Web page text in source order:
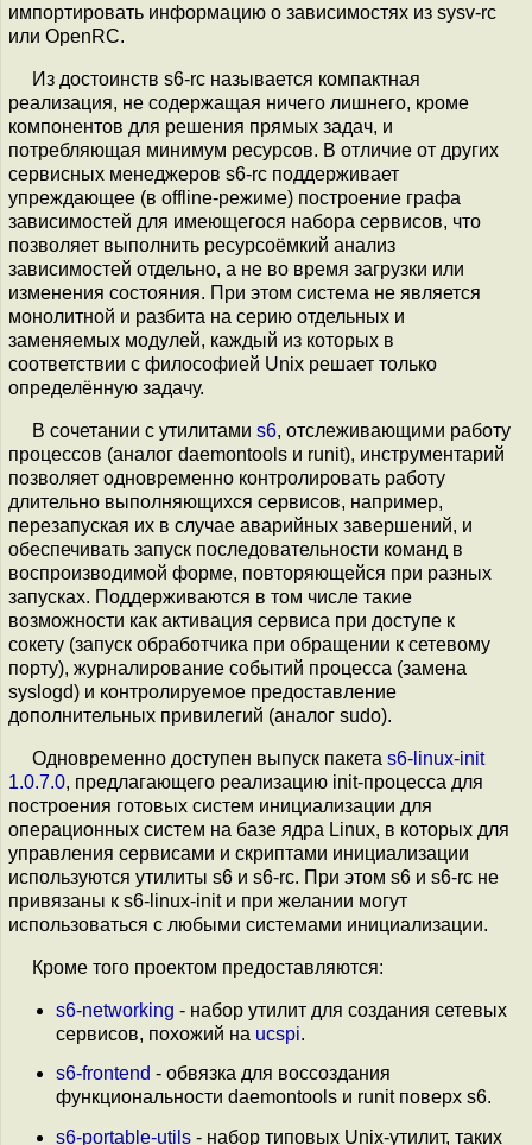
импортировать информацию о зависимостях из sysv-rc
или OpenRC.
Из достоинств s6-rc называется компактная
реализация, не содержащая ничего лишнего, кроме
компонентов для решения прямых задач, и
потребляющая минимум ресурсов. В отличие от других
сервисных менеджеров s6-rc поддерживает
упреждающее (в offline-режиме) построение графа
зависимостей для имеющегося набора сервисов, что
позволяет выполнить ресурсоёмкий анализ
зависимостей отдельно, а не во время загрузки или
изменения состояния. При этом система не является
монолитной и разбита на серию отдельных и
заменяемых модулей, каждый из которых в
соответствии с философией Unix решает только
определённую задачу.
В сочетании с утилитами s6, отслеживающими работу
процессов (аналог daemontools и runit), инструментарий
позволяет одновременно контролировать работу
длительно выполняющихся сервисов, например,
перезапуская их в случае аварийных завершений, и
обеспечивать запуск последовательности команд в
воспроизводимой форме, повторяющейся при разных
запусках. Поддерживаются в том числе такие
возможности как активация сервиса при доступе к
сокету (запуск обработчика при обращении к сетевому
порту), журналирование событий процесса (замена
syslogd) и контролируемое предоставление
дополнительных привилегий (аналог sudo).
Одновременно доступен выпуск пакета s6-linux-init
1.0.7.0, предлагающего реализацию init-процесса для
построения готовых систем инициализации для
операционных систем на базе ядра Linux, в которых для
управления сервисами и скриптами инициализации
используются утилиты s6 и s6-rc. При этом s6 и s6-rc не
привязаны к s6-linux-init и при желании могут
использоваться с любыми системами инициализации.
Кроме того проектом предоставляются:
s6-networking - набор утилит для создания сетевых
сервисов, похожий на ucspi.
s6-frontend - обвязка для воссоздания
функциональности daemontools и runit поверх s6.
s6-portable-utils - набор типовых Unix-утилит, таких